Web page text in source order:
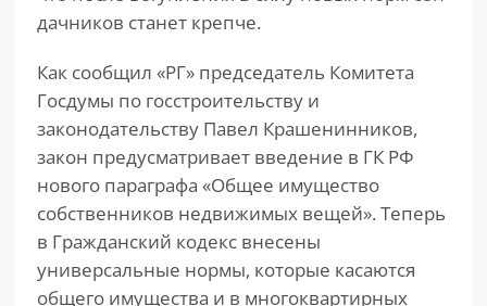
дачников станет крепче.
Как сообщил «РГ» председатель Комитета
Госдумы по госстроительству и
законодательству Павел Крашенинников,
закон предусматривает введение в ГК РФ
нового параграфа «Общее имущество
собственников недвижимых вещей». Теперь
в Гражданский кодекс внесены
универсальные нормы, которые касаются
общего имущества и в многоквартирных